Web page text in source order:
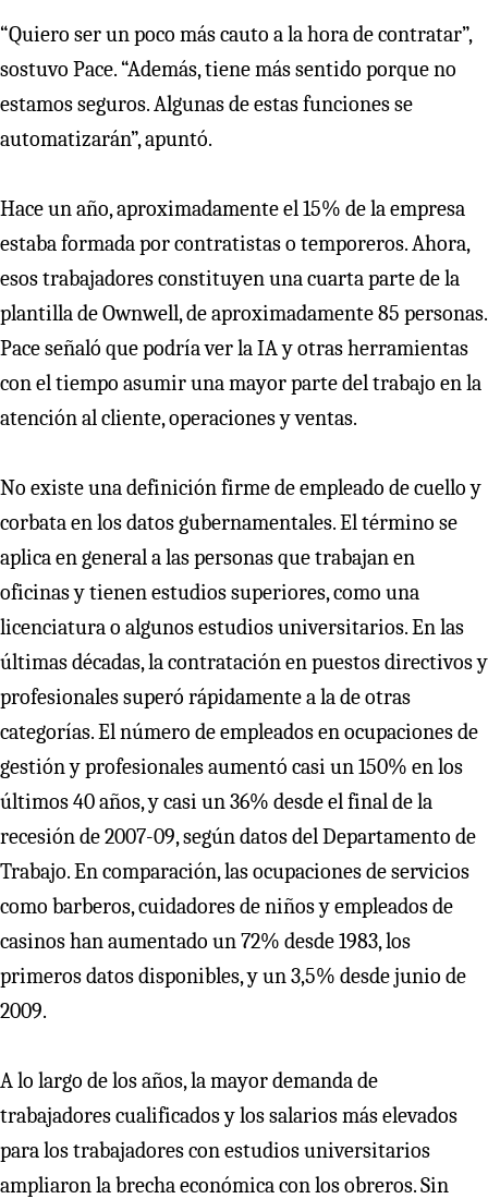
“Quiero ser un poco más cauto a la hora de contratar”,
sostuvo Pace. “Además, tiene más sentido porque no
estamos seguros. Algunas de estas funciones se
automatizarán”, apuntó.
Hace un año, aproximadamente el 15% de la empresa
estaba formada por contratistas o temporeros. Ahora,
esos trabajadores constituyen una cuarta parte de la
plantilla de Ownwell, de aproximadamente 85 personas.
Pace señaló que podría ver la IA y otras herramientas
con el tiempo asumir una mayor parte del trabajo en la
atención al cliente, operaciones y ventas.
No existe una definición firme de empleado de cuello y
corbata en los datos gubernamentales. El término se
aplica en general a las personas que trabajan en
oficinas y tienen estudios superiores, como una
licenciatura o algunos estudios universitarios. En las
últimas décadas, la contratación en puestos directivos y
profesionales superó rápidamente a la de otras
categorías. El número de empleados en ocupaciones de
gestión y profesionales aumentó casi un 150% en los
últimos 40 años, y casi un 36% desde el final de la
recesión de 2007-09, según datos del Departamento de
Trabajo. En comparación, las ocupaciones de servicios
como barberos, cuidadores de niños y empleados de
casinos han aumentado un 72% desde 1983, los
primeros datos disponibles, y un 3,5% desde junio de
2009.
A lo largo de los años, la mayor demanda de
trabajadores cualificados y los salarios más elevados
para los trabajadores con estudios universitarios
ampliaron la brecha económica con los obreros. Sin